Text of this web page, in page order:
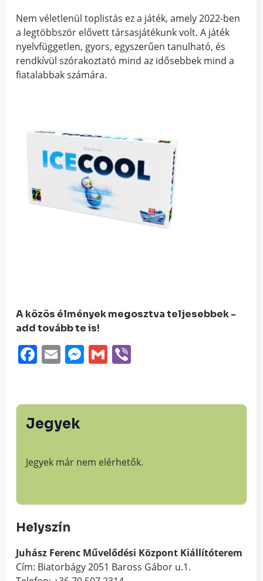
Nem véletlenül toplistás ez a játék, amely 2022-ben
a legtöbbször elővett társasjátékunk volt. A játék
nyelvfüggetlen, gyors, egyszerűen tanulható, és
rendkívül szórakoztató mind az idősebbek mind a
fiatalabbak számára.
A közös élmények megosztva teljesebbek -
add tovább te is!
Facebook
EmailMessenger
Gmail
Jegyek
Jegyek már nem elérhetők.
Helyszín
Juhász Ferenc Művelődési Központ Kiállítóterem
Cím: Biatorbágy 2051 Baross Gábor u.1.